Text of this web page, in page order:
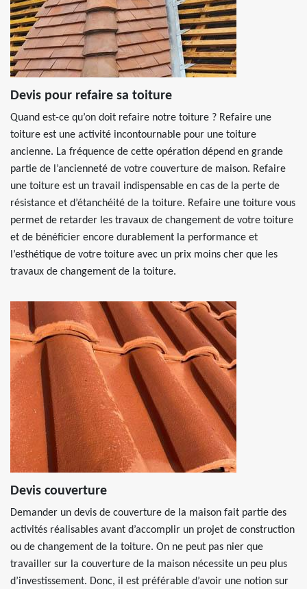
Devis pour refaire sa toiture
Quand est-ce qu’on doit refaire notre toiture ? Refaire une
toiture est une activité incontournable pour une toiture
ancienne. La fréquence de cette opération dépend en grande
partie de l’ancienneté de votre couverture de maison. Refaire
une toiture est un travail indispensable en cas de la perte de
résistance et d’étanchéité de la toiture. Refaire une toiture vous
permet de retarder les travaux de changement de votre toiture
et de bénéficier encore durablement la performance et
l’esthétique de votre toiture avec un prix moins cher que les
travaux de changement de la toiture.
Devis couverture
Demander un devis de couverture de la maison fait partie des
activités réalisables avant d’accomplir un projet de construction
ou de changement de la toiture. On ne peut pas nier que
travailler sur la couverture de la maison nécessite un peu plus
d’investissement. Donc, il est préférable d’avoir une notion sur